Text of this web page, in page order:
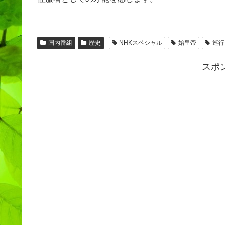
国内番組 歴史 NHKスペシャル 始皇帝 巡行
スポ